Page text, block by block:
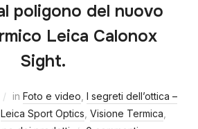
poligono del nuovo
Leica Calonox
Sight.
in Foto e video I segreti dell’ottica –
Leica Sport Optics Visione Termica